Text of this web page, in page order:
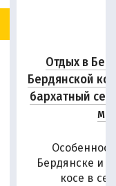
Отдых в
Бердянской
бархатный
Бердянске и
косе в